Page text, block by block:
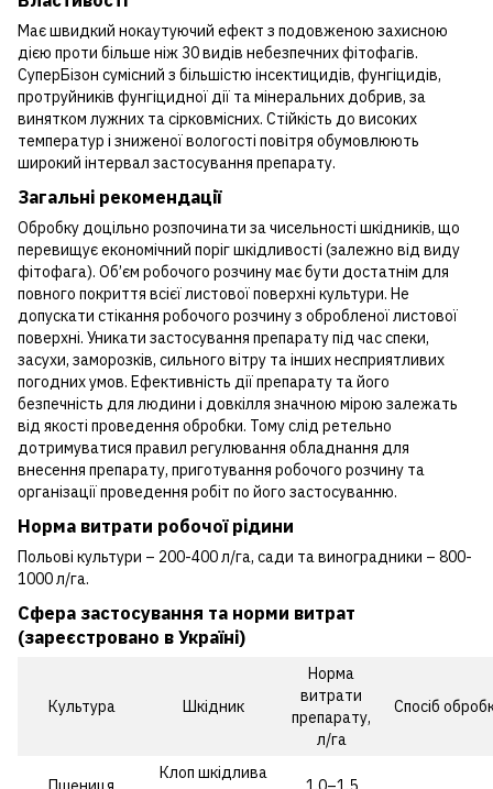
Має швидкий нокаутуючий ефект з подовженою захисною
дією проти більше ніж 30 видів небезпечних фітофагів.
СуперБізон сумісний з більшістю інсектицидів, фунгіцидів,
протруйників фунгіцидної дії та мінеральних добрив, за
винятком лужних та сірковмісних. Стійкість до високих
температур і зниженої вологості повітря обумовлюють
широкий інтервал застосування препарату.
Загальні рекомендації
Обробку доцільно розпочинати за чисельності шкідників, що
перевищує економічний поріг шкідливості (залежно від виду
фітофага). Об’єм робочого розчину має бути достатнім для
повного покриття всієї листової поверхні культури. Не
допускати стікання робочого розчину з обробленої листової
поверхні. Уникати застосування препарату під час спеки,
засухи, заморозків, сильного вітру та інших несприятливих
погодних умов. Ефективність дії препарату та його
безпечність для людини і довкілля значною мірою залежать
від якості проведення обробки. Тому слід ретельно
дотримуватися правил регулювання обладнання для
внесення препарату, приготування робочого розчину та
організації проведення робіт по його застосуванню.
Норма витрати робочої рідини
Польові культури – 200-400 л/га, сади та виноградники – 800-
1000 л/га.
Cфера застосування та норми витрат
(зареєстровано в Україні)
Культура Шкідник
Норма
витрати
препарату,
л/га
Спосіб
Клоп шкідлива